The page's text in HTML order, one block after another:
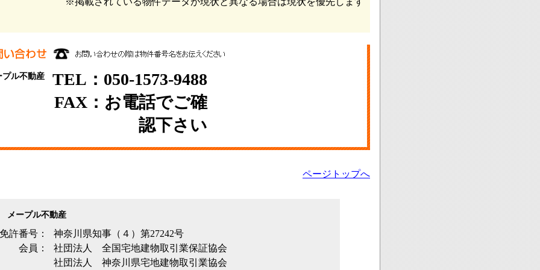
プル不動産
TEL：050-1573-9488
FAX：お電話でご確
認下さい
ページトップへ
メープル不動産
免許番号：
神奈川県知事（４）第27242号
会員：
社団法人 全国宅地建物取引業保証協会
社団法人 神奈川県宅地建物取引業協会